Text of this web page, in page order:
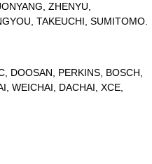
ZHENYU,
TAKEUCHI, SUMITOMO.
DOOSAN, PERKINS, BOSCH,
WEICHAI, DACHAI, XCE,